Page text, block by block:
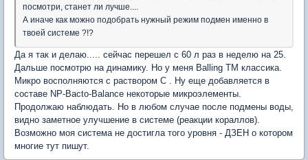
посмотри, станет ли лучше....
А иначе как можно подобрать нужный режим подмен именно в
твоей системе ?!?
Да я так и делаю..... сейчас перешел с 60 л раз в неделю на 25.
Дальше посмотрю на динамику. Но у меня Balling TM классика.
Микро восполняются с раствором С . Ну еще добавляется в
составе NP-Bacto-Balance некоторые микроэлементы.
Продолжаю наблюдать. Но в любом случае после подмены воды,
видно заметное улучшение в системе (реакции кораллов).
Возможно моя система не достигла того уровня - ДЗЕН о котором
многие тут пишут.